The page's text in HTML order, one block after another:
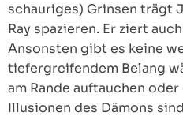
schauriges) Grinsen trägt
Ray spazieren. Er ziert
Ansonsten gibt es keine
tiefergreifendem Belang
am Rande auftauchen
Illusionen des Dämons